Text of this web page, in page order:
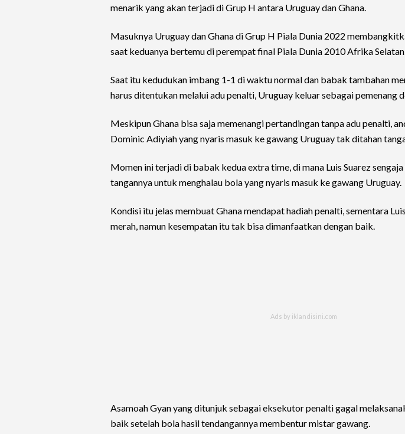
menarik yang akan terjadi di Grup H antara Uruguay dan Ghana.
Masuknya Uruguay dan Ghana di Grup H Piala Dunia 2022
saat keduanya bertemu di perempat final Piala Dunia 2010 Afrika
Saat itu kedudukan imbang 1-1 di waktu normal dan babak tambahan
harus ditentukan melalui adu penalti, Uruguay keluar sebagai pemenang
Meskipun Ghana bisa saja memenangi pertandingan tanpa adu penalti,
Dominic Adiyiah yang nyaris masuk ke gawang Uruguay tak ditahan
Momen ini terjadi di babak kedua extra time, di mana Luis Suarez
tangannya untuk menghalau bola yang nyaris masuk ke gawang Uruguay.
Kondisi itu jelas membuat Ghana mendapat hadiah penalti, sementara
merah, namun kesempatan itu tak bisa dimanfaatkan dengan baik.
Asamoah Gyan yang ditunjuk sebagai eksekutor penalti gagal
baik setelah bola hasil tendangannya membentur mistar gawang.